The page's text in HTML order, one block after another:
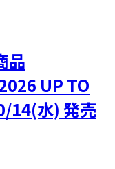
品
UP TO
14(水) 発売